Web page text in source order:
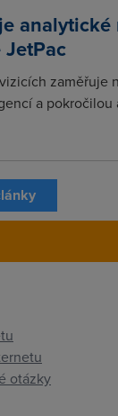
analytické
zaměřuje
a pokročilou
otázky